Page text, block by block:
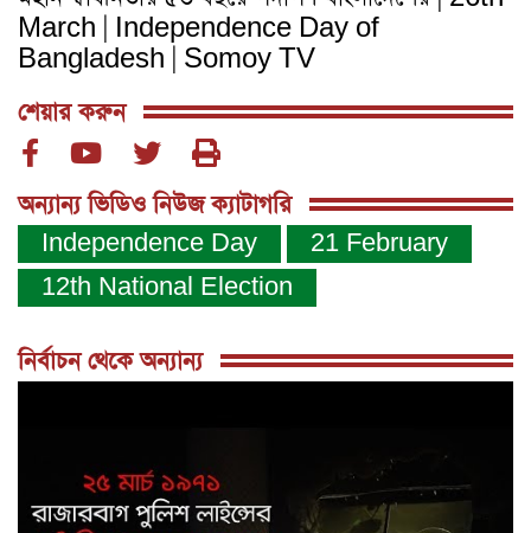
March | Independence Day of
Bangladesh | Somoy TV
শেয়ার করুন
অন্যান্য ভিডিও নিউজ ক্যাটাগরি
Independence Day
21 February
12th National Election
নির্বাচন থেকে অন্যান্য